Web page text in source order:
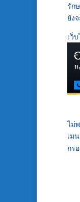
รัก
ยัง
เว็
ไม่
เม
กร